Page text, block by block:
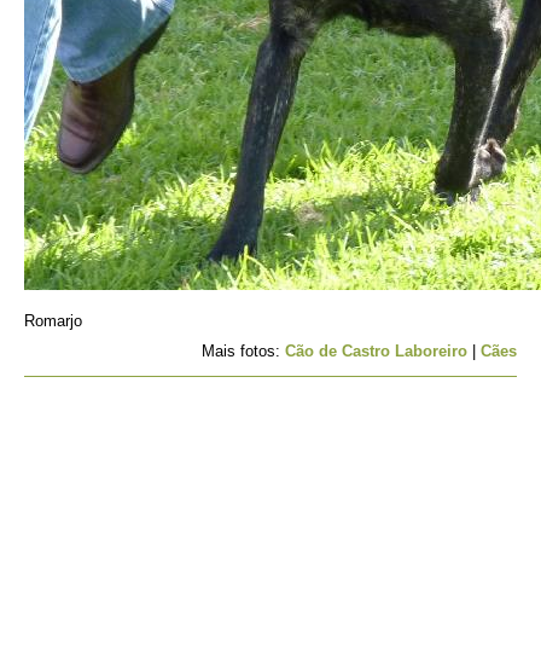
Romarjo
Mais fotos: Cão de Castro Laboreiro Cães